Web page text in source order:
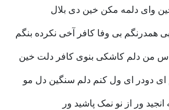
وای دلمه مکن خین دی بلال
بی وفا کافر آخی نکرده بنگم
من دلم کاشکی بنوی کافر دلت خین
دودر ای ول کنم دلم سنگین دل مو
ور از نو نمک پاشید ور